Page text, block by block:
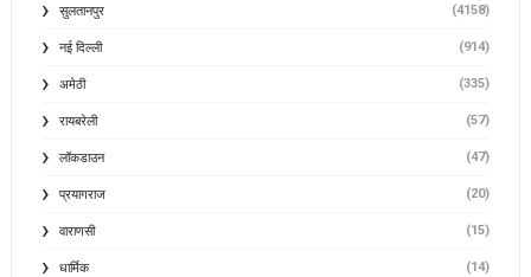
सुलतानपुर (4158)
नई दिल्ली (914)
अमेठी (335)
रायबरेली (57)
लॉकडाउन (47)
प्रयागराज (20)
वाराणसी (15)
धार्मिक (14)